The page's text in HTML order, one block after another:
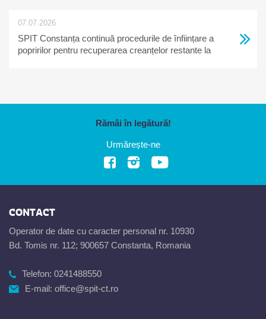
07.07.2026
SPIT Constanța continuă procedurile de înființare a
popririlor pentru recuperarea creanțelor restante la
Rămâi în legătură!
Urmărește-ne
CONTACT
Operator de date cu caracter personal nr. 10930
Bd. Tomis nr. 112; 900657 Constanta, Romania
Telefon: 0241488550
E-mail: office@spit-ct.ro